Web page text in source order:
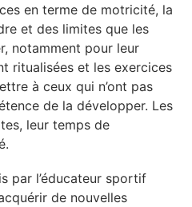
en terme de motricité, la
et des limites que les
notamment pour leur
ritualisées et les exercices
à ceux qui n’ont pas
de la développer. Les
leur temps de
par l’éducateur sportif
de nouvelles